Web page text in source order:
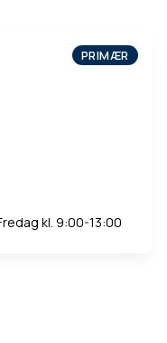
PRIMÆR
kl. 9:00-13:00